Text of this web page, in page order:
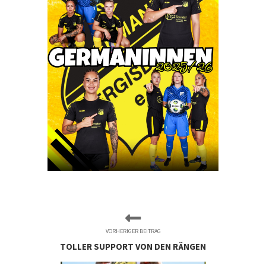
VORHERIGER BEITRAG
TOLLER SUPPORT VON DEN RÄNGEN